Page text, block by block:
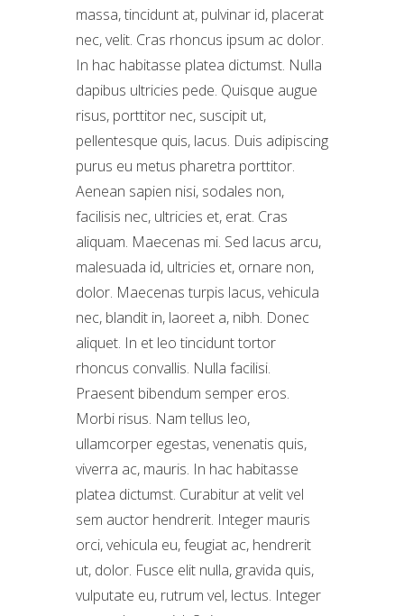
massa, tincidunt at, pulvinar id, placerat
nec, velit. Cras rhoncus ipsum ac dolor.
In hac habitasse platea dictumst. Nulla
dapibus ultricies pede. Quisque augue
risus, porttitor nec, suscipit ut,
pellentesque quis, lacus. Duis adipiscing
purus eu metus pharetra porttitor.
Aenean sapien nisi, sodales non,
facilisis nec, ultricies et, erat. Cras
aliquam. Maecenas mi. Sed lacus arcu,
malesuada id, ultricies et, ornare non,
dolor. Maecenas turpis lacus, vehicula
nec, blandit in, laoreet a, nibh. Donec
aliquet. In et leo tincidunt tortor
rhoncus convallis. Nulla facilisi.
Praesent bibendum semper eros.
Morbi risus. Nam tellus leo,
ullamcorper egestas, venenatis quis,
viverra ac, mauris. In hac habitasse
platea dictumst. Curabitur at velit vel
sem auctor hendrerit. Integer mauris
orci, vehicula eu, feugiat ac, hendrerit
ut, dolor. Fusce elit nulla, gravida quis,
vulputate eu, rutrum vel, lectus. Integer